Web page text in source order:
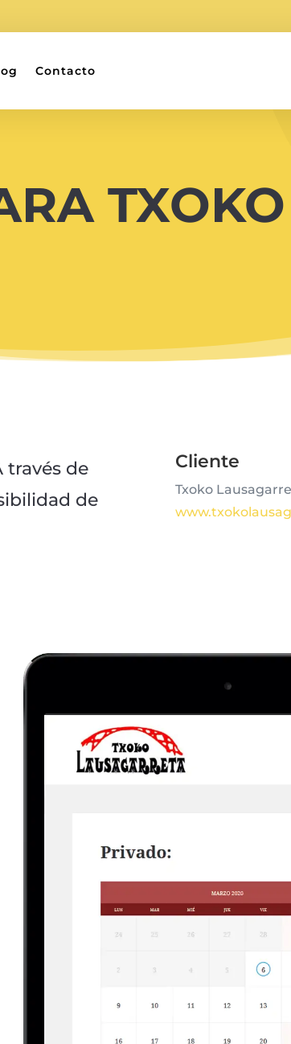
Contacto
TXOKO
través de
de
Cliente
Txoko